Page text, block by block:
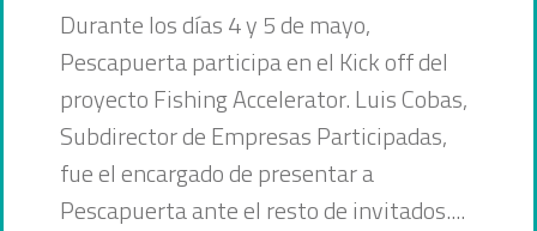
Durante los días 4 y 5 de mayo,
Pescapuerta participa en el Kick off del
proyecto Fishing Accelerator. Luis Cobas,
Subdirector de Empresas Participadas,
fue el encargado de presentar a
Pescapuerta ante el resto de invitados....